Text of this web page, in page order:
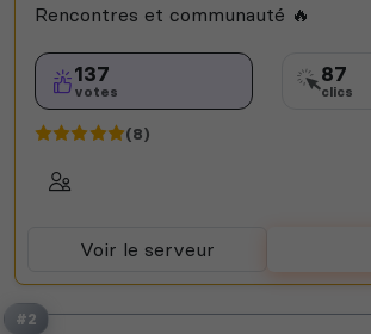
Rencontres et communauté 🔥
137
votes
87
clics
(8)
Voir le serveur
#2